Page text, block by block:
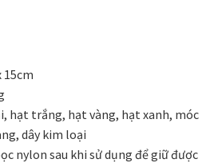
15cm
hạt trắng, hạt vàng, hạt xanh, móc
dây kim loại
nylon sau khi sử dụng để giữ được